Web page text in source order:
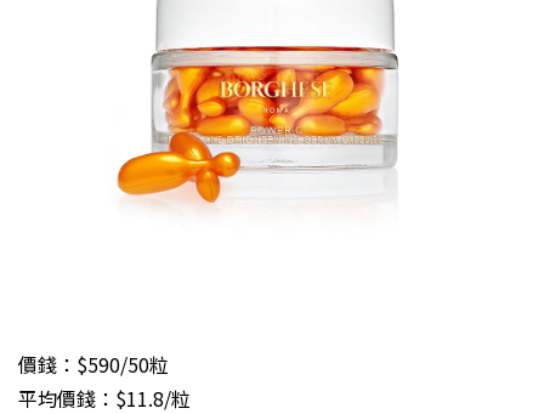
價錢：$590/50粒
平均價錢：$11.8/粒